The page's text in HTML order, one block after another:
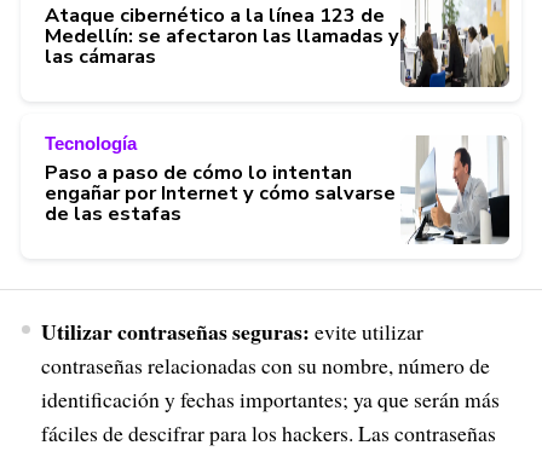
Ataque cibernético a la línea 123 de
Medellín: se afectaron las llamadas y
las cámaras
Tecnología
Paso a paso de cómo lo intentan
engañar por Internet y cómo salvarse
de las estafas
Utilizar contraseñas seguras: evite utilizar
contraseñas relacionadas con su nombre, número de
identificación y fechas importantes; ya que serán más
fáciles de descifrar para los hackers. Las contraseñas